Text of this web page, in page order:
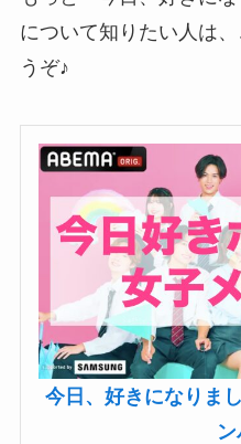
について知りたい人は
うぞ♪
今日、好きになりま